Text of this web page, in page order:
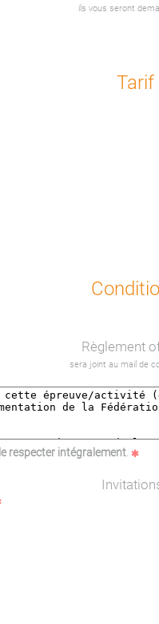
ils vous seront
Tarif
Règlement
sera joint au mail de
le respecter intégralement